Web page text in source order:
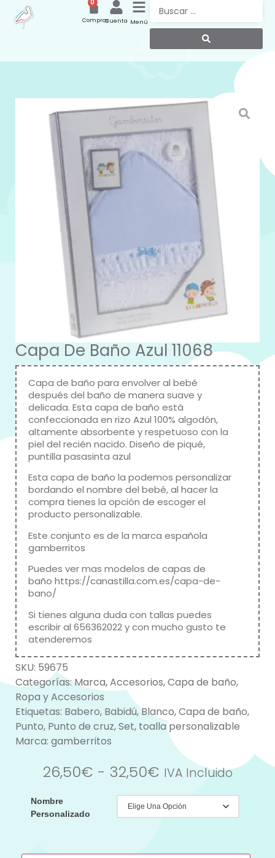
Menú
Cuenta
0
Compras
Capa De Baño Azul 11068
Capa de baño para envolver al bebé
después del baño de manera suave y
delicada. Esta capa de baño está
confeccionada en rizo Azul 100% algodón,
altamente absorbente y respetuoso con la
piel del recién nacido. Diseño de piqué,
puntilla pasasinta azul
Esta capa de baño la podemos personalizar
bordando el nombre del bebé, al hacer la
compra tienes la opción de escoger el
producto personalizable.
Este conjunto es de la marca española
gamberritos
Puedes ver mas modelos de capas de
baño https://canastilla.com.es/capa-de-
bano/
Si tienes alguna duda con tallas puedes
escribir al 656362022 y con mucho gusto te
atenderemos
SKU: 59675
Categorías:Marca,Accesorios,Capa de baño,
Ropa y Accesorios
Etiquetas: Babero, Babidú,Blanco,Capa de baño,
Punto, Punto de cruz,Set, toalla personalizable
Marca: gamberritos
26,50€ - 32,50€ IVA Incluido
Nombre
Personalizado